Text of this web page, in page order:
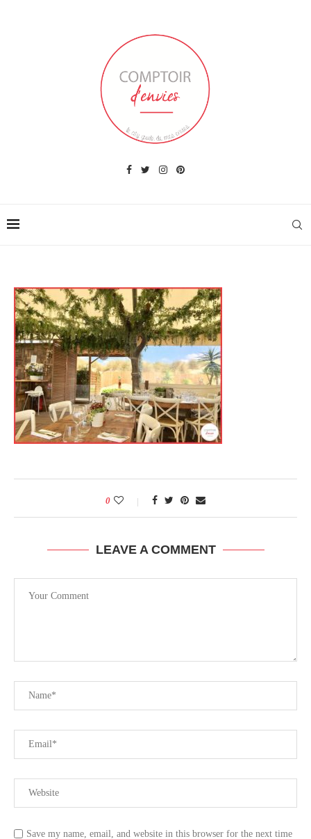
0
LEAVE A COMMENT
Save my name, email, and website in this browser for the next time